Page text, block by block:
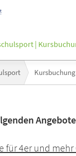
|
Kursbuchung
für 4er und